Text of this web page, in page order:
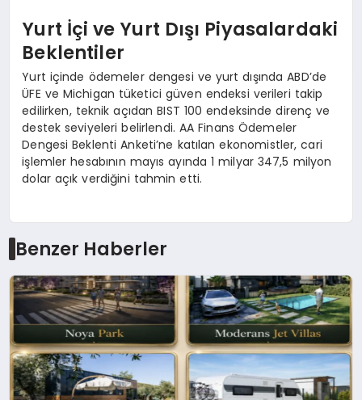
Yurt İçi ve Yurt Dışı Piyasalardaki
Beklentiler
Yurt içinde ödemeler dengesi ve yurt dışında ABD’de
ÜFE ve Michigan tüketici güven endeksi verileri takip
edilirken, teknik açıdan BIST 100 endeksinde direnç ve
destek seviyeleri belirlendi. AA Finans Ödemeler
Dengesi Beklenti Anketi’ne katılan ekonomistler, cari
işlemler hesabının mayıs ayında 1 milyar 347,5 milyon
dolar açık verdiğini tahmin etti.
Benzer Haberler